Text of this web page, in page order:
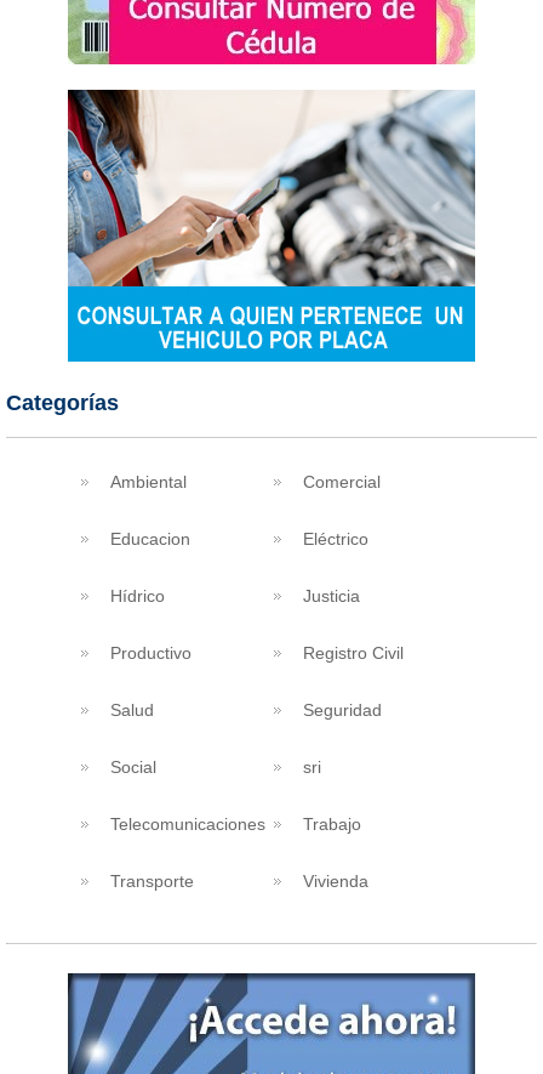
Categorías
Ambiental Comercial
Educacion Eléctrico
Hídrico Justicia
Productivo Registro Civil
Salud Seguridad
Social sri
Telecomunicaciones Trabajo
Transporte Vivienda